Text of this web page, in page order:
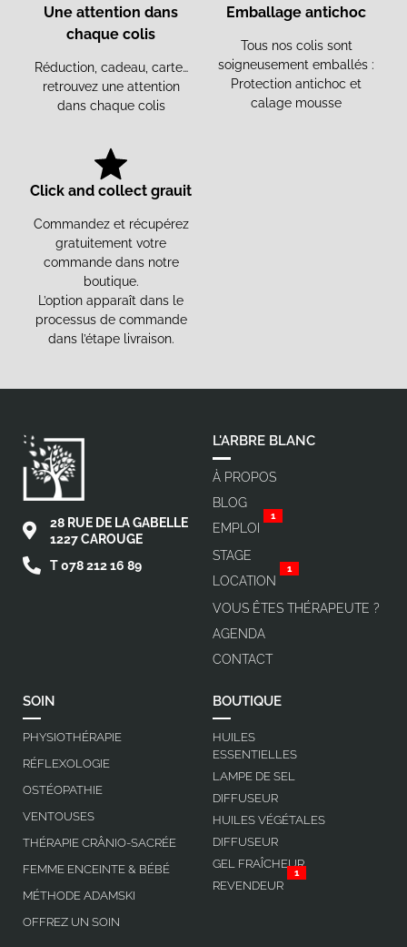
Emballage antichoc
Tous nos colis sont
soigneusement emballés :
Protection antichoc et
calage mousse
Une attention dans
chaque colis
Réduction, cadeau, carte…
retrouvez une attention
dans chaque colis
Click and collect grauit
Commandez et récupérez
gratuitement votre
commande dans notre
boutique.
L’option apparaît dans le
processus de commande
dans l’étape livraison.
28 RUE DE LA GABELLE
1227 CAROUGE
T 078 212 16 89
L'ARBRE BLANC
À PROPOS
BLOG
EMPLOI
1
STAGE
LOCATION
1
VOUS ÊTES THÉRAPEUTE ?
AGENDA
CONTACT
SOIN
PHYSIOTHÉRAPIE
RÉFLEXOLOGIE
OSTÉOPATHIE
VENTOUSES
THÉRAPIE CRÂNIO-SACRÉE
FEMME ENCEINTE & BÉBÉ
MÉTHODE ADAMSKI
OFFREZ UN SOIN
BOUTIQUE
HUILES
ESSENTIELLES
LAMPE DE SEL
DIFFUSEUR
HUILES VÉGÉTALES
DIFFUSEUR
GEL FRAÎCHEUR
REVENDEUR
1